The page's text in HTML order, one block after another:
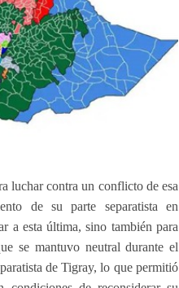
luchar contra un conflicto de esa
de su parte separatista en
a esta última, sino también para
se mantuvo neutral durante el
de Tigray, lo que permitió